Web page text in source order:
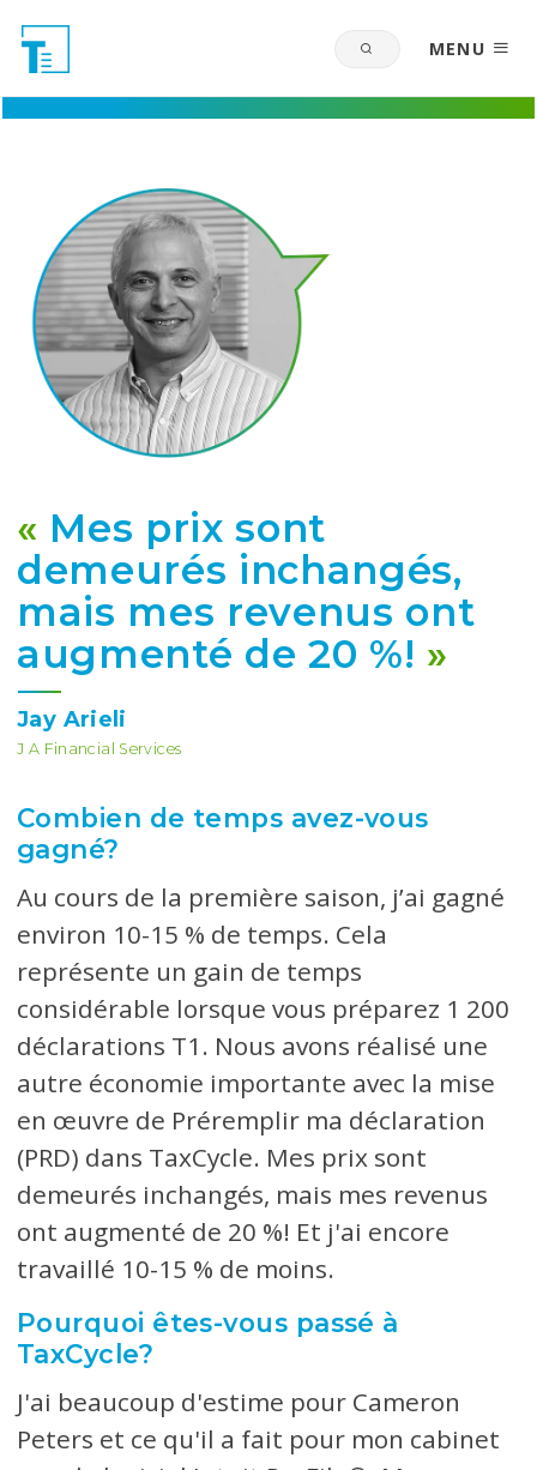
MENU
« Mes prix sont
demeurés inchangés,
mais mes revenus ont
augmenté de 20 %! »
Jay Arieli
J A Financial Services
Combien de temps avez-vous
gagné?
Au cours de la première saison, j’ai gagné
environ 10-15 % de temps. Cela
représente un gain de temps
considérable lorsque vous préparez 1 200
déclarations T1. Nous avons réalisé une
autre économie importante avec la mise
en œuvre de Préremplir ma déclaration
(PRD) dans TaxCycle. Mes prix sont
demeurés inchangés, mais mes revenus
ont augmenté de 20 %! Et j'ai encore
travaillé 10-15 % de moins.
Pourquoi êtes-vous passé à
TaxCycle?
J'ai beaucoup d'estime pour Cameron
Peters et ce qu'il a fait pour mon cabinet